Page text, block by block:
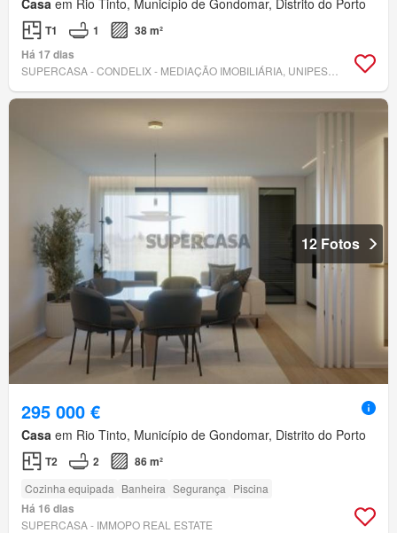
Casa em Rio Tinto, Município de Gondomar, Distrito do Porto
T1 1
38 m²
Há 17 dias
12 Fotos
295 000 €
Casa em Rio Tinto, Município de Gondomar, Distrito do Porto
T2 2 86 m²
Cozinha equipada Banheira Segurança Piscina
Há 16 dias
SUPERCASA - IMMOPO REAL ESTATE